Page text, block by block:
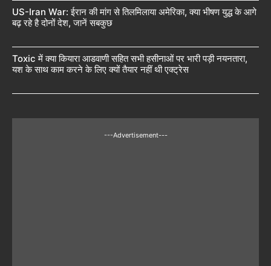
US-Iran War: ईरान की मांग से तिलमिलाया अमेरिका, क्या भीषण युद्ध के आगे
बढ़ रहे है दोनों देश, जानें सबकुछ
Toxic में क्या कियारा आडवाणी सहित सभी हसीनाओं पर भारी पड़ी नयनतारा,
यश के साथ काम करने के लिए क्यों तैयार नहीं थी एक्ट्रेस
---Advertisement---